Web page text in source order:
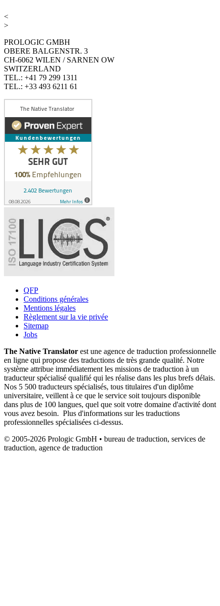
<
>
PROLOGIC GMBH
OBERE BALGENSTR. 3
CH-6062 WILEN / SARNEN OW
SWITZERLAND
TEL.: +41 79 299 1311
TEL.: +33 493 6211 61
QFP
Conditions générales
Mentions légales
Règlement sur la vie privée
Sitemap
Jobs
The Native Translator est une agence de traduction professionnelle
en ligne qui propose des traductions de très grande qualité. Notre
système attribue immédiatement les missions de traduction à un
traducteur spécialisé qualifié qui les réalise dans les plus brefs délais.
Nos 5 500 traducteurs spécialisés, tous titulaires d'un diplôme
universitaire, veillent à ce que le service soit toujours disponible
dans plus de 100 langues, quel que soit votre domaine d'activité dont
vous avez besoin. Plus d'informations sur les traductions
professionnelles spécialisées ci-dessus.
© 2005-2026 Prologic GmbH • bureau de traduction, services de
traduction, agence de traduction